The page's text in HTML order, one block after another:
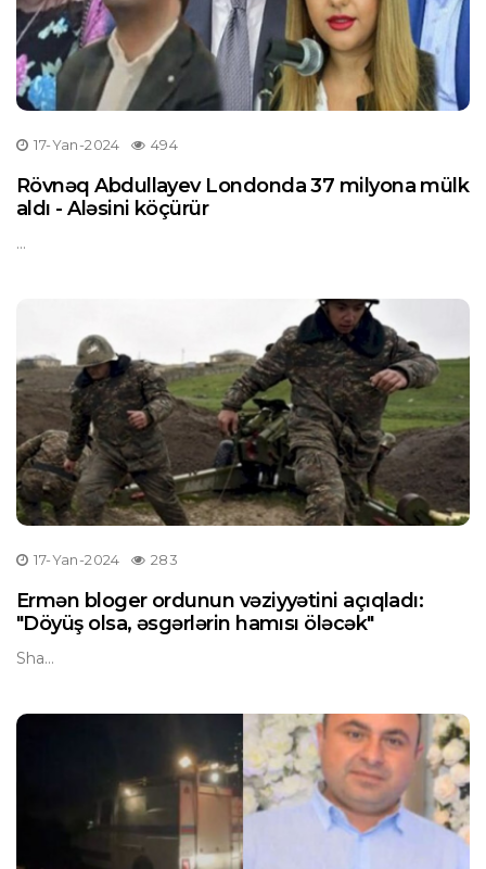
17-Yan-2024 494
Rövnəq Abdullayev Londonda 37 milyona mülk
aldı - Aləsini köçürür
...
17-Yan-2024 283
Ermən bloger ordunun vəziyyətini açıqladı:
"Döyüş olsa, əsgərlərin hamısı öləcək"
Sha...